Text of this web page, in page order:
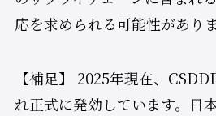
応を求められる可能性がありま
【補足】 2025年現在、
れ正式に発効しています。日